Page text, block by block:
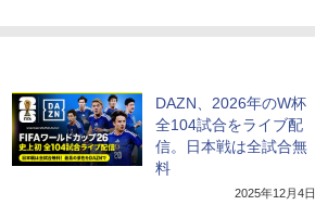
DAZN、2026年のW杯
全104試合をライブ配
信。日本戦は全試合無
料
2025年12月4日